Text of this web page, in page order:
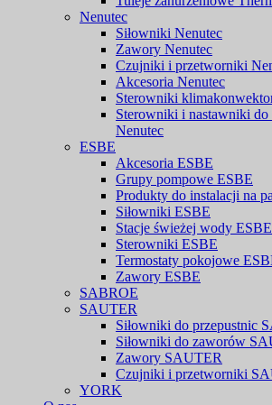
Nenutec
Siłowniki Nenutec
Zawory Nenutec
Czujniki i przetworniki
Akcesoria Nenutec
Sterowniki
Sterowniki i nastawniki
Nenutec
ESBE
Akcesoria ESBE
Grupy pompowe ESBE
Produkty do instalacji na
Siłowniki ESBE
Stacje świeżej wody ESBE
Sterowniki ESBE
Termostaty pokojowe
Zawory ESBE
SABROE
SAUTER
Siłowniki do przepustnic
Siłowniki do zaworów
Zawory SAUTER
Czujniki i przetworniki
YORK